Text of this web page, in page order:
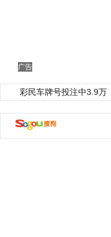
广告
彩民车牌号投注中3.9万